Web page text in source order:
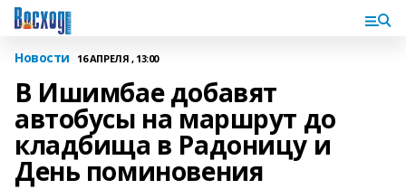
Новости 16 АПРЕЛЯ , 13:00
В Ишимбае добавят
автобусы на маршрут до
кладбища в Радоницу и
День поминовения